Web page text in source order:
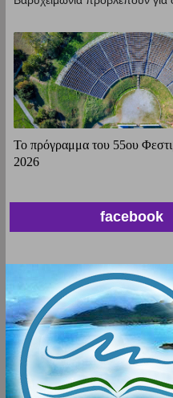
Το πρόγραμμα του 55ου
2026
facebook